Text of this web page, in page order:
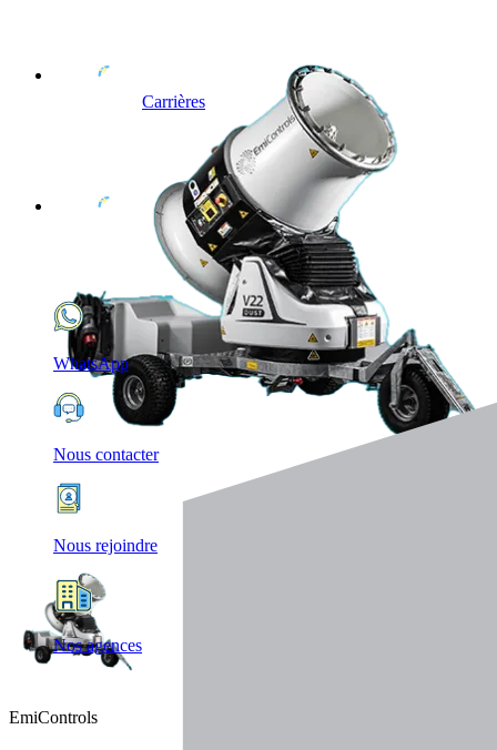
Carrières
WhatsApp
Nous contacter
Nous rejoindre
Nos agences
EmiControls